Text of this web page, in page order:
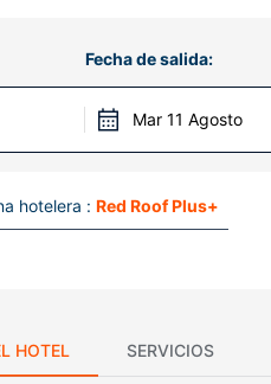
Fecha de salida:
Mar 11 Agosto
hotelera : Red Roof Plus+
HOTEL SERVICIOS